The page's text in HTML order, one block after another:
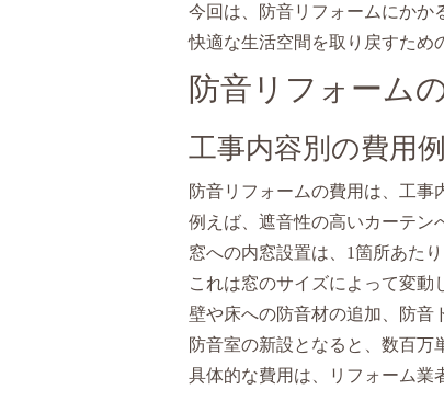
今回は、防音リフォームにかか
快適な生活空間を取り戻すため
防音リフォーム
工事内容別の費用例
防音リフォームの費用は、工事
例えば、遮音性の高いカーテン
窓への内窓設置は、1箇所あたり
これは窓のサイズによって変動
壁や床への防音材の追加、防音
防音室の新設となると、数百万
具体的な費用は、リフォーム業